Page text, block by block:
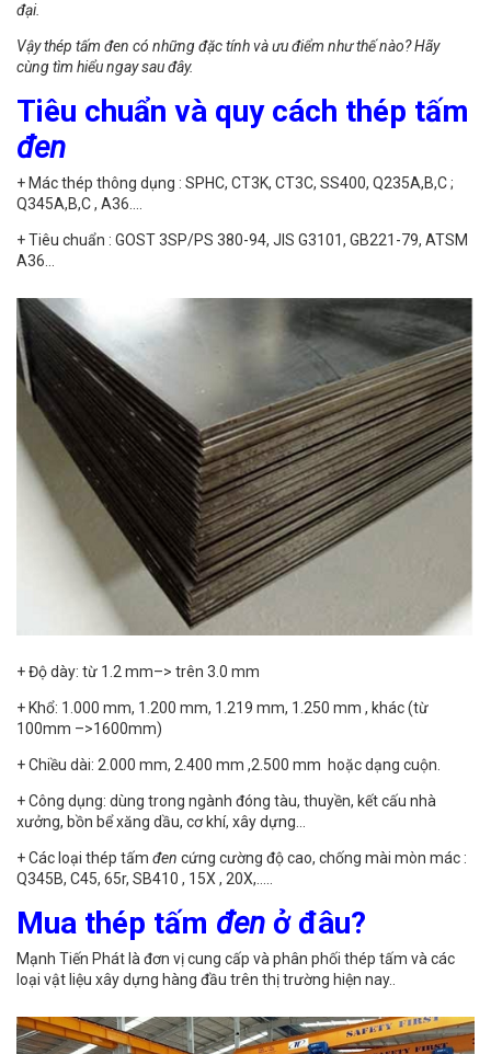
đại.
Vậy thép tấm đen có những đặc tính và ưu điểm như thế nào? Hãy
cùng tìm hiểu ngay sau đây.
Tiêu chuẩn và quy cách thép tấm
đen
+ Mác thép thông dụng : SPHC, CT3K, CT3C, SS400, Q235A,B,C ;
Q345A,B,C , A36….
+ Tiêu chuẩn : GOST 3SP/PS 380-94, JIS G3101, GB221-79, ATSM
A36…
+ Độ dày: từ 1.2 mm–> trên 3.0 mm
+ Khổ: 1.000 mm, 1.200 mm, 1.219 mm, 1.250 mm , khác (từ
100mm –>1600mm)
+ Chiều dài: 2.000 mm, 2.400 mm ,2.500 mm hoặc dạng cuộn.
+ Công dụng: dùng trong ngành đóng tàu, thuyền, kết cấu nhà
xưởng, bồn bể xăng dầu, cơ khí, xây dựng…
+ Các loại thép tấm đen cứng cường độ cao, chống mài mòn mác :
Q345B, C45, 65r, SB410 , 15X , 20X,…..
Mua thép tấm đen ở đâu?
Mạnh Tiến Phát là đơn vị cung cấp và phân phối thép tấm và các
loại vật liệu xây dựng hàng đầu trên thị trường hiện nay..